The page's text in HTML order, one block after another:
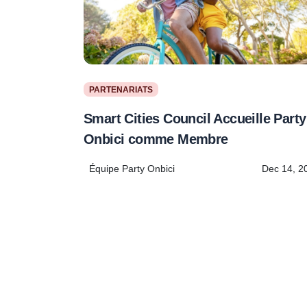
PARTENARIATS
Smart Cities Council Accueille Party
Onbici comme Membre
Équipe Party Onbici Dec 14,